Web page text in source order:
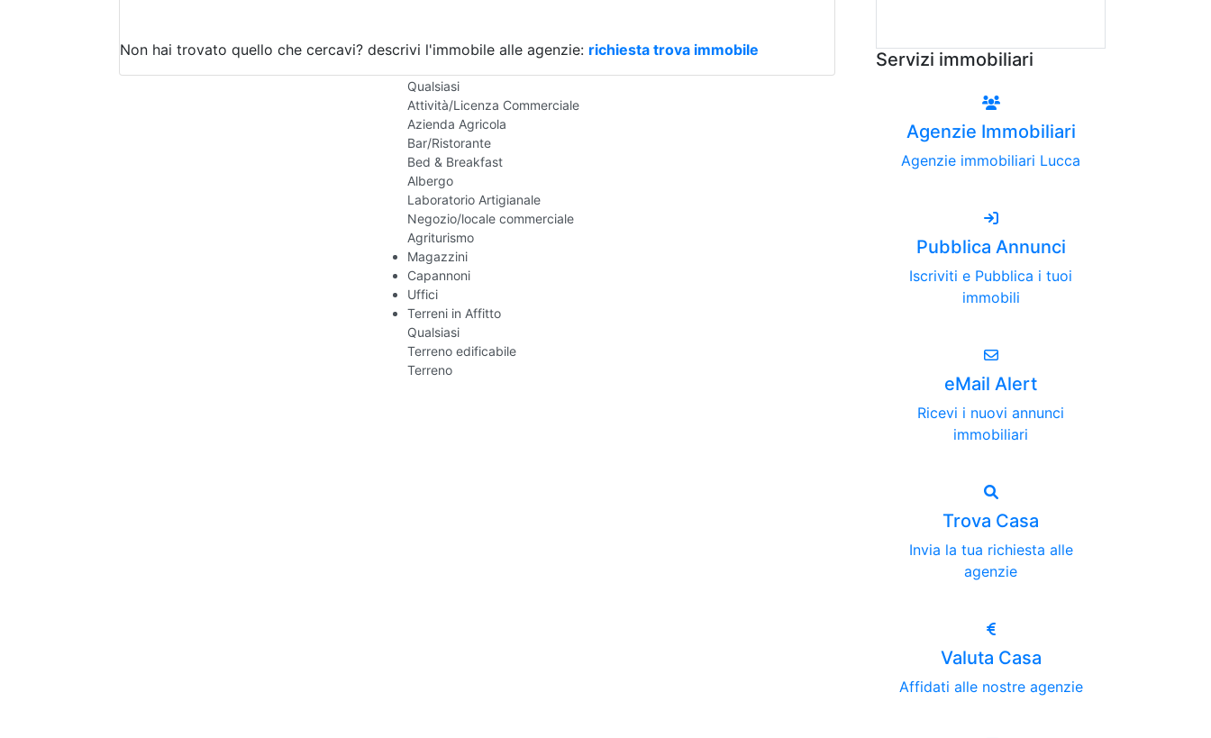
Box/Garage
Qualsiasi
Attività/Licenza Commerciale
Azienda Agricola
Bar/Ristorante
Bed & Breakfast
Albergo
Laboratorio Artigianale
Negozio/locale commerciale
Agriturismo
Magazzini
Capannoni
Uffici
Terreni in Affitto
Qualsiasi
Terreno edificabile
Terreno
Non hai trovato quello che cercavi? descrivi l'immobile alle agenzie: richiesta trova immobile Servizi immobiliari
Agenzie Immobiliari
Agenzie immobiliari Lucca
Pubblica Annunci
Iscriviti e Pubblica i tuoi
immobili
eMail Alert
Ricevi i nuovi annunci
immobiliari
Trova Casa
Invia la tua richiesta alle
agenzie
Valuta Casa
Affidati alle nostre agenzie